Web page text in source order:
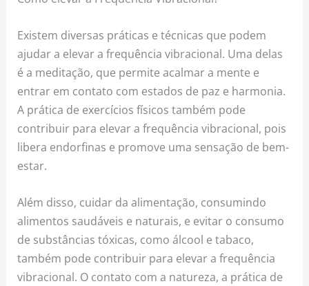
Existem diversas práticas e técnicas que podem
ajudar a elevar a frequência vibracional. Uma delas
é a meditação, que permite acalmar a mente e
entrar em contato com estados de paz e harmonia.
A prática de exercícios físicos também pode
contribuir para elevar a frequência vibracional, pois
libera endorfinas e promove uma sensação de bem-
estar.
Além disso, cuidar da alimentação, consumindo
alimentos saudáveis e naturais, e evitar o consumo
de substâncias tóxicas, como álcool e tabaco,
também pode contribuir para elevar a frequência
vibracional. O contato com a natureza, a prática de